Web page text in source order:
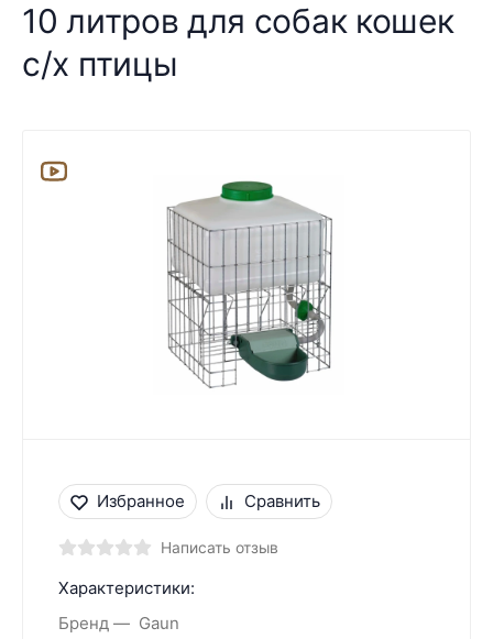
10 литров для собак кошек
с/х птицы
Избранное Сравнить
Написать отзыв
Характеристики:
Бренд
Gaun